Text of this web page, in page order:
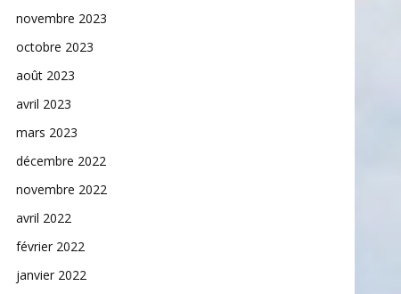
novembre 2023
octobre 2023
août 2023
avril 2023
mars 2023
décembre 2022
novembre 2022
avril 2022
février 2022
janvier 2022